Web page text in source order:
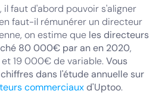
faut d'abord pouvoir s'aligner
faut-il rémunérer un directeur
on estime que les directeurs
80 000€ par an en 2020,
19 000€ de variable.Vous
dans l'étude annuelle sur
commerciauxd'Uptoo.